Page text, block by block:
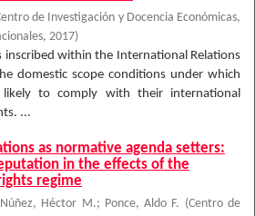
de Investigación y Docencia Económicas,
, 2017)
inscribed within the International Relations
domestic scope conditions under which
likely to comply with their international
...
as normative agenda setters:
in the effects of the
regime
Núñez, Héctor M.; Ponce, Aldo F. (Centro de